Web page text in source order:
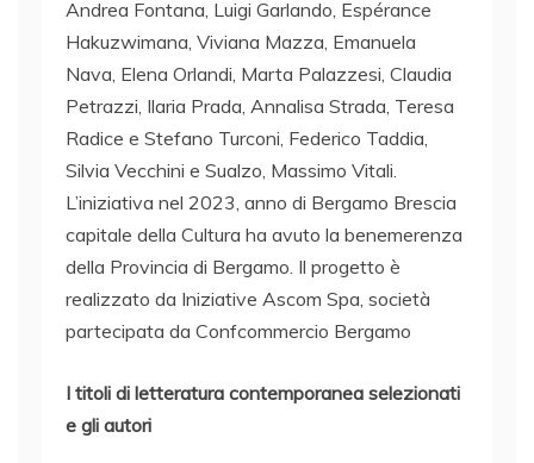
Andrea Fontana, Luigi Garlando, Espérance
Hakuzwimana, Viviana Mazza, Emanuela
Nava, Elena Orlandi, Marta Palazzesi, Claudia
Petrazzi, Ilaria Prada, Annalisa Strada, Teresa
Radice e Stefano Turconi, Federico Taddia,
Silvia Vecchini e Sualzo, Massimo Vitali.
L’iniziativa nel 2023, anno di Bergamo Brescia
capitale della Cultura ha avuto la benemerenza
della Provincia di Bergamo. Il progetto è
realizzato da Iniziative Ascom Spa, società
partecipata da Confcommercio Bergamo
I titoli di letteratura contemporanea selezionati
e gli autori